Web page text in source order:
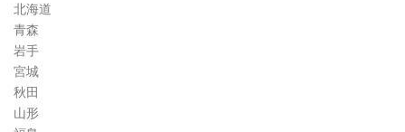
コ
ラ
ム
北海道
青森
岩手
宮城
秋田
山形